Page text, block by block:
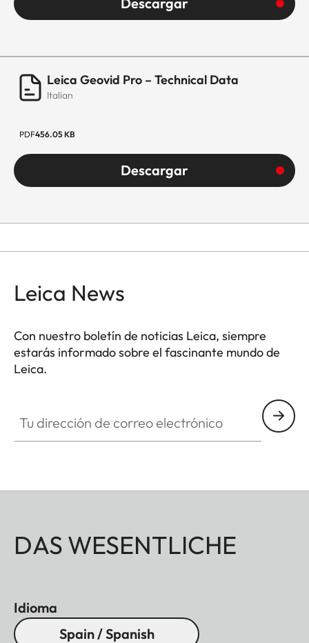
Leica Geovid Pro – Technical Data
Italian
PDF456.05 KB
Descargar
Leica News
Con nuestro boletín de noticias Leica, siempre
estarás informado sobre el fascinante mundo de
Leica.
DAS WESENTLICHE
Idioma
Spain / Spanish